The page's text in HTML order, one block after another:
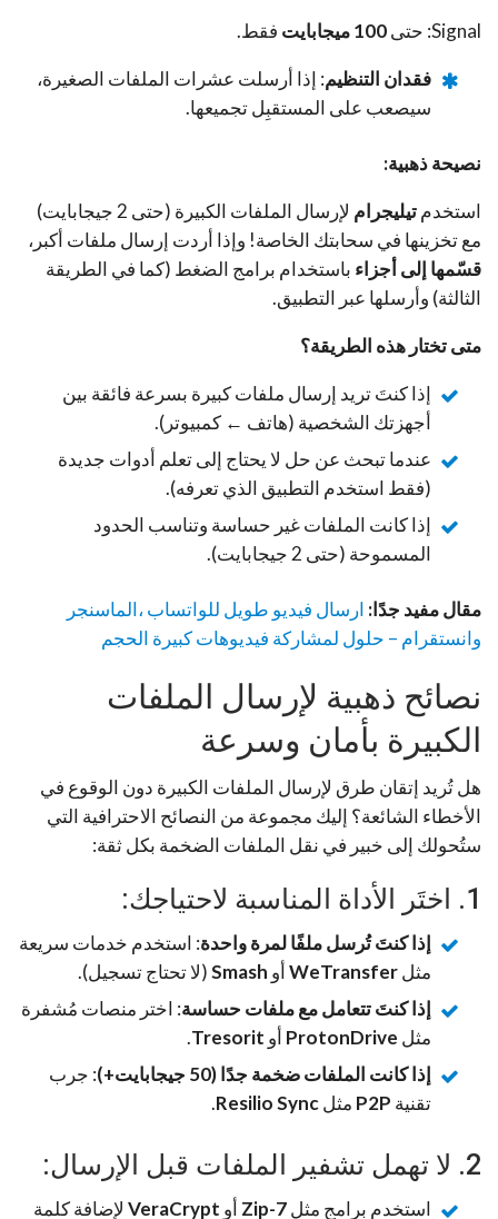
Signal: حتى 100 ميجابايت فقط.
فقدان التنظيم: إذا أرسلت عشرات الملفات الصغيرة،
سيصعب على المستقبِل تجميعها.
نصيحة ذهبية:
استخدمتيليجرام
لإرسال الملفات الكبيرة (حتى 2 جيجابايت)
مع تخزينها في سحابتك الخاصة! وإذا أردت إرسال ملفات أكبر،
قسّمها إلى أجزاء باستخدام برامج الضغط (كما في الطريقة
الثالثة) وأرسلها عبر التطبيق.
متى تختار هذه الطريقة؟
إذا كنتَ تريد إرسال ملفات كبيرة بسرعة فائقة بين
أجهزتك الشخصية (هاتف ← كمبيوتر).
عندما تبحث عن حل لا يحتاج إلى تعلم أدوات جديدة
(فقط استخدم التطبيق الذي تعرفه).
إذا كانت الملفات غير حساسة وتناسب الحدود
المسموحة (حتى 2 جيجابايت).
مقال مفيد جدًا: ارسال فيديو طويل للواتساب ،الماسنجر
وانستقرام – حلول لمشاركة فيديوهات كبيرة الحجم
نصائح ذهبية لإرسال الملفات
الكبيرة بأمان وسرعة
هل تُريد إتقان طرق لإرسال الملفات الكبيرة دون الوقوع في
الأخطاء الشائعة؟ إليك مجموعة من النصائح الاحترافية التي
ستُحولك إلى خبير في نقل الملفات الضخمة بكل ثقة:
1. اختَر الأداة المناسبة لاحتياجك:
إذا كنتَ تُرسل ملفًا لمرة واحدة: استخدم خدمات سريعة
مثلWeTransferأو Smash(لا تحتاج تسجيل).
إذا كنتَ تتعامل مع ملفات حساسة: اختر منصات مُشفرة
مثل ProtonDrive أو Tresorit
.
إذا كانت الملفات ضخمة جدًا (50 جيجابايت+)
: جرب
تقنية P2P مثلResilio Sync
.
2. لا تهمل تشفير الملفات قبل الإرسال:
استخدم برامج مثل7-Zip أو VeraCrypt لإضافة كلمة